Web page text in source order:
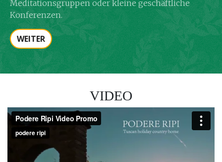
Meditationsgruppen oder kleine geschäftliche
Konferenzen.
WEITER
VIDEO